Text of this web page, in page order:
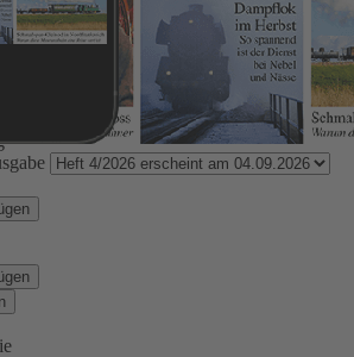
bequem und sicher direkt beim Verlag
mit Preisvorteil testen
Ausgaben in der App oder im Web
Testzeitraum Jahr jederzeit kündbar